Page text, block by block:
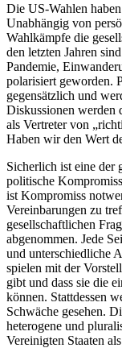
Die US-Wahlen
Unabhängig von
Wahlkämpfe die
den letzten Jahren
Pandemie,
polarisiert geworden.
gegensätzlich und
Diskussionen werden
als Vertreter von
Haben wir den Wert
Sicherlich ist eine der
politische
ist Kompromiss
Vereinbarungen zu
gesellschaftlichen
abgenommen. Jede
und unterschiedliche
spielen mit der
gibt und dass sie die
können. Stattdessen
Schwäche gesehen.
heterogene und
Vereinigten Staaten